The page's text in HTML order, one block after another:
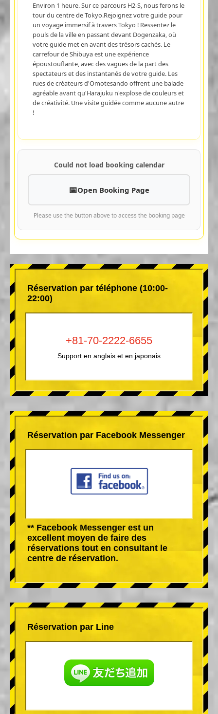
Environ 1 heure. Sur ce parcours H2-S, nous ferons le
tour du centre de Tokyo.Rejoignez votre guide pour
un voyage immersif à travers Tokyo ! Ressentez le
pouls de la ville en passant devant Dogenzaka, où
votre guide met en avant des trésors cachés. Le
carrefour de Shibuya est une expérience
époustouflante, avec des vagues de la part des
spectateurs et des instantanés de votre guide. Les
rues de créateurs d'Omotesando offrent une balade
agréable avant qu'Harajuku n'explose de couleurs et
de créativité. Une visite guidée comme aucune autre
!
Could not load booking calendar
Open Booking Page
Please use the button above to access the booking page
Réservation par téléphone (10:00-
22:00)
+81-70-2222-6655
Support en anglais et en japonais
Réservation par Facebook Messenger
** Facebook Messenger est un
excellent moyen de faire des
réservations tout en consultant le
centre de réservation.
Réservation par Line